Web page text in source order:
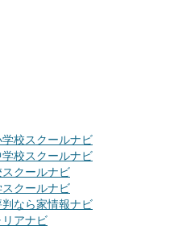
校スクールナビ
校スクールナビ
クールナビ
クールナビ
なら家情報ナビ
アナビ